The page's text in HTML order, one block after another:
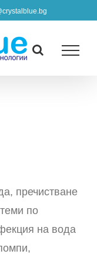
пречистване
по
на вода